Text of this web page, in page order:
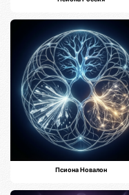
Псиона Новалон